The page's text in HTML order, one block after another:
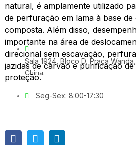
natural, é amplamente utilizado
de perfuração em lama à base de
composta. Além disso,
importante na área de
direcional sem escavação,
jazidas de carvão e purificação de
proteção.
Sala 1924, Bloco D, Praça
China.
Seg-Sex: 8:00-17:30